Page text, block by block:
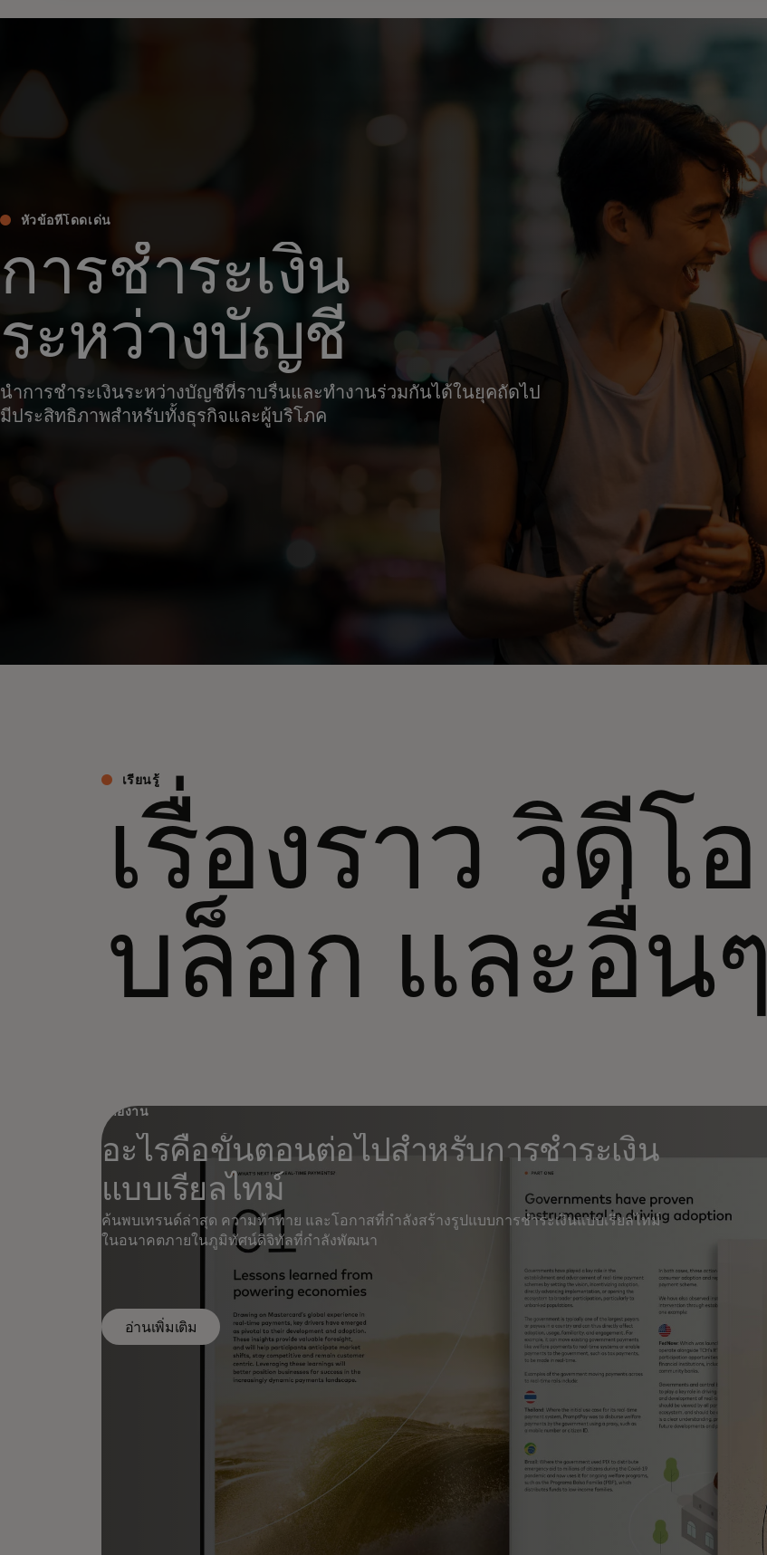
หัวข้อที่โดดเด่น
การชำระเงิน
ระหว่างบัญชี
นำการชำระเงินระหว่างบัญชีที่ราบรื่นและทำงานร่วมกันได้ในยุคถัดไป
มีประสิทธิภาพสำหรับทั้งธุรกิจและผู้บริโภค
เรียนรู้
เรื่องราว วิดีโอ
บล็อก และอื่นๆ
รายงาน
อะไรคือขั้นตอนต่อไปสำหรับการชำระเงิน
แบบเรียลไทม์
ค้นพบเทรนด์ล่าสุด ความท้าทาย และโอกาสที่กำลังสร้างรูปแบบการชำระเงินแบบเรียลไทม์
ในอนาคตภายในภูมิทัศน์ดิจิทัลที่กำลังพัฒนา
อ่านเพิ่มเติม